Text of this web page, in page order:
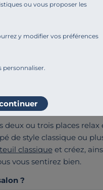
ou vous proposer les
y modifier vos préférences
personnaliser.
un canapé de
ou encore de
fonction de votre activité
ou trois places
de style classique ou
classiqueet créez,
vous sentirez bien.
?